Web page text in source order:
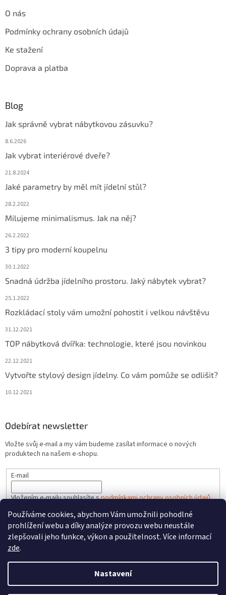
Používáme cookies, abychom Vám umožnili pohodlné
prohlížení webu a díky analýze provozu webu neustále
zlepšovali jeho funkce, výkon a použitelnost. Více informací
zde.
Nastavení
O nás
Podmínky ochrany osobních údajů
Ke stažení
Doprava a platba
Blog
Jak správně vybrat nábytkovou zásuvku?
8.6.2026
Jak vybrat interiérové dveře?
21.8.2024
Jaké parametry by měl mít jídelní stůl?
28.2.2022
Milujeme minimalismus. Jak na něj?
26.2.2022
3 tipy pro moderní koupelnu
30.1.2022
Snadná údržba jídelního prostoru. Jaký nábytek vybrat?
25.1.2022
Rozkládací stoly vám umožní pohostit i velkou návštěvu
31.12.2021
TOP nábytková dvířka: technologie, které jsou novinkou
22.12.2021
Vytvořte stylový design jídelny. Co vám pomůže se odlišit?
10.12.2021
Odebírat newsletter
Vložte svůj e-mail a my vám budeme zasílat informace o nových
produktech na našem e-shopu.
E-mail
Vložením e-mailu souhlasíte spodmínkami ochrany osobních údajů
PŘIHLÁSIT SE